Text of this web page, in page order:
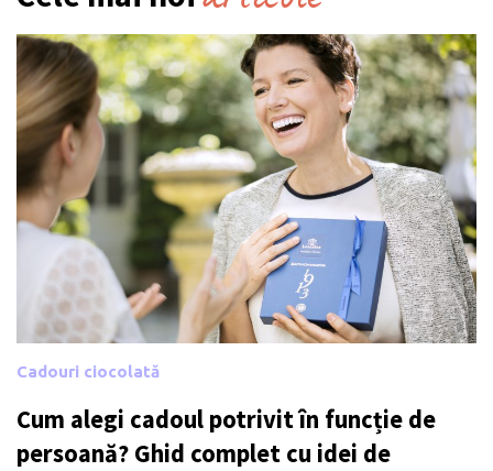
Cadouri ciocolată
Cum alegi cadoul potrivit în funcție de
persoană? Ghid complet cu idei de